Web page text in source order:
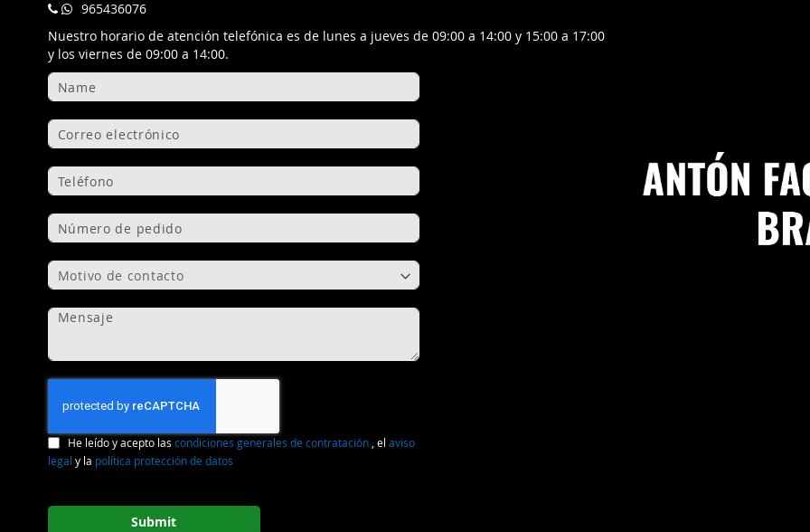
965436076
Nuestro horario de atención telefónica es de lunes a jueves de 09:00 a 14:00 y 15:00 a 17:00
y los viernes de 09:00 a 14:00.
He leído y acepto las condiciones generales de contratación, el aviso
legal y la política protección de datos
Submit